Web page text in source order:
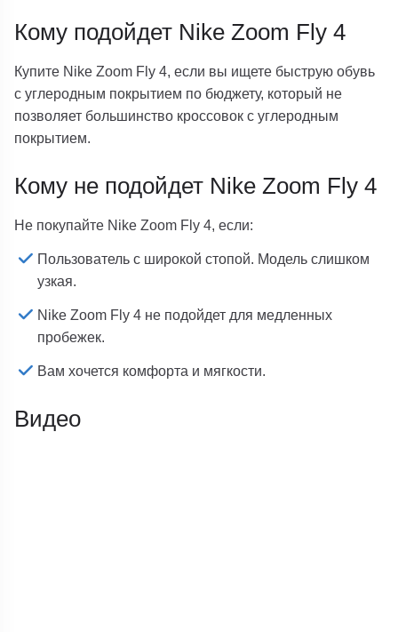
Кому подойдет Nike Zoom Fly 4
Купите Nike Zoom Fly 4, если вы ищете быструю обувь
с углеродным покрытием по бюджету, который не
позволяет большинство кроссовок с углеродным
покрытием.
Кому не подойдет Nike Zoom Fly 4
Не покупайте Nike Zoom Fly 4, если:
Пользователь с широкой стопой. Модель слишком
узкая.
Nike Zoom Fly 4 не подойдет для медленных
пробежек.
Вам хочется комфорта и мягкости.
Видео